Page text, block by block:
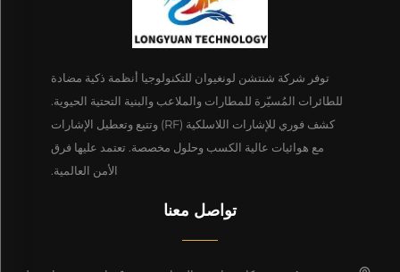
توفر شركة شنتشن لونغيوان للتكنولوجيا أنظمة ذكية مضادة
للطائرات المُسيّرة للمطارات والملاعب والبنية التحتية الحيوية.
كشف فوري للإشارات اللاسلكية (RF) وتتبع وتعطيل الإشارات
مع هوائيات عالية الكسب وحلول مخصصة. تعتمد عليها فرق
الأمن العالمية.
تواصل معنا